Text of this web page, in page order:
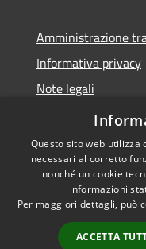
Amministrazione
Informativa privacy
Note legali
Dichiarazione di
Accessibilità
Questo sito web
necessari al corretto
nonché un cookie
informazioni
Per maggiori dettagli, può
ACCETTA